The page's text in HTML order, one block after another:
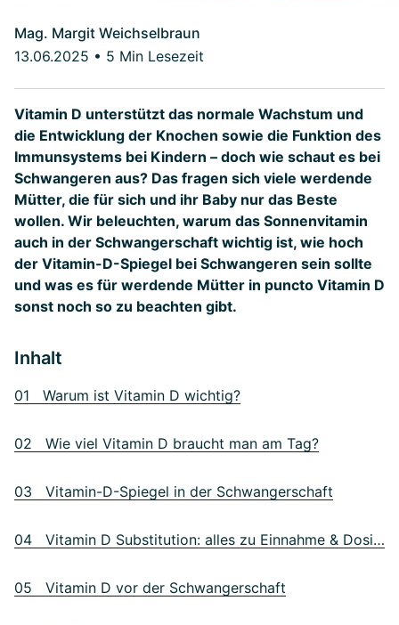
Mag. Margit Weichselbraun
13.06.2025 • 5 Min Lesezeit
Vitamin D unterstützt das normale Wachstum und
die Entwicklung der Knochen sowie die Funktion des
Immunsystems bei Kindern – doch wie schaut es bei
Schwangeren aus? Das fragen sich viele werdende
Mütter, die für sich und ihr Baby nur das Beste
wollen. Wir beleuchten, warum das Sonnenvitamin
auch in der Schwangerschaft wichtig ist, wie hoch
der Vitamin-D-Spiegel bei Schwangeren sein sollte
und was es für werdende Mütter in puncto Vitamin D
sonst noch so zu beachten gibt.
Inhalt
01 Warum ist Vitamin D wichtig?
02 Wie viel Vitamin D braucht man am Tag?
03 Vitamin-D-Spiegel in der Schwangerschaft
04 Vitamin D Substitution: alles zu Einnahme & Dosierung
05 Vitamin D vor der Schwangerschaft